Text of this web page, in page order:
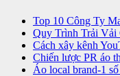
Top 10 Công Ty
Quy Trình Trải Vải
Cách xây kênh
Chiến lược PR áo
Áo local brand-1